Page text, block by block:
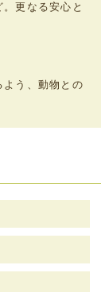
更なる安心と
う、動物との